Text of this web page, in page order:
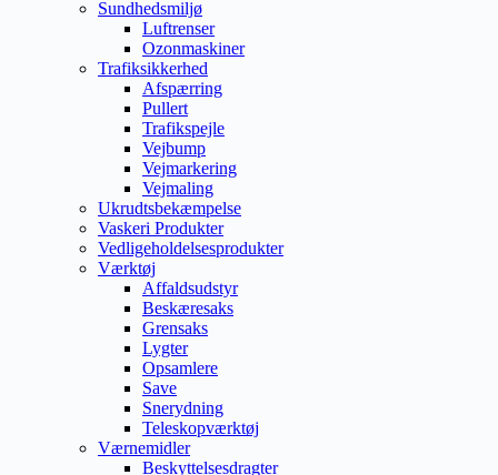
Sundhedsmiljø
Luftrenser
Ozonmaskiner
Trafiksikkerhed
Afspærring
Pullert
Trafikspejle
Vejbump
Vejmarkering
Vejmaling
Ukrudtsbekæmpelse
Vaskeri Produkter
Vedligeholdelsesprodukter
Værktøj
Affaldsudstyr
Beskæresaks
Grensaks
Lygter
Opsamlere
Save
Snerydning
Teleskopværktøj
Værnemidler
Beskyttelsesdragter